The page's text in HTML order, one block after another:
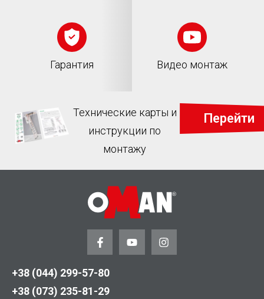
Гарантия Видео монтаж
Технические карты и
инструкции по
монтажу
Перейти
+38 (044) 299-57-80
+38 (073) 235-81-29